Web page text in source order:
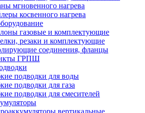
мгновенного нагрева
косвенного нагрева
газовые и комплектующие
резаки и комплектующие
соединения, фланцы
ГРПШ
подводки для воды
подводки для газа
подводки для смесителей
вертикальные